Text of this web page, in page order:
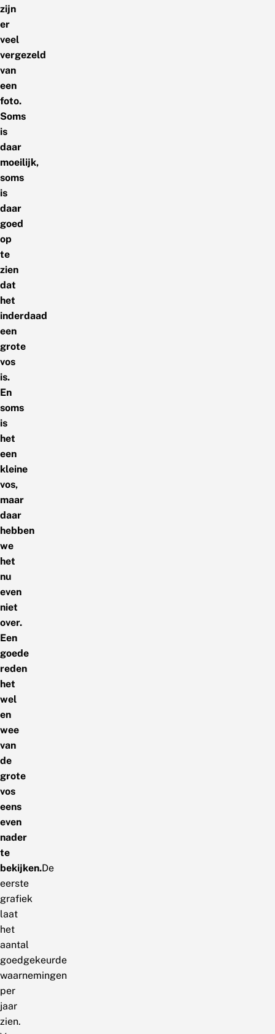
zijn
er
veel
vergezeld
van
een
foto.
Soms
is
daar
moeilijk,
soms
is
daar
goed
op
te
zien
dat
het
inderdaad
een
grote
vos
is.
En
soms
is
het
een
kleine
vos,
maar
daar
hebben
we
het
nu
even
niet
over.
Een
goede
reden
het
wel
en
wee
van
de
grote
vos
eens
even
nader
te
bekijken.De
eerste
grafiek
laat
het
aantal
goedgekeurde
waarnemingen
per
jaar
zien.